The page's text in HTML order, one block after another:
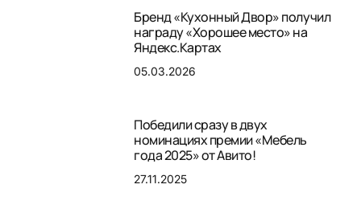
Бренд «Кухонный Двор» получил
награду «Хорошее место» на
Яндекс.Картах
05.03.2026
Победили сразу в двух
номинациях премии «Мебель
года 2025» от Авито!
27.11.2025